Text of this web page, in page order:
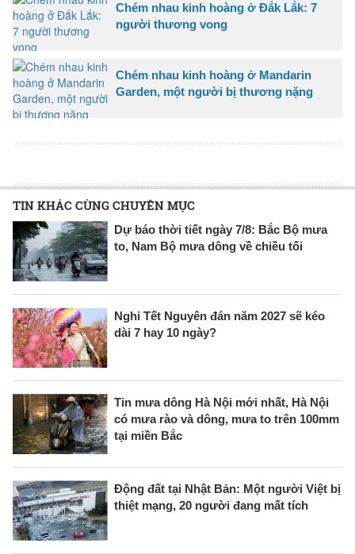
Chém nhau kinh hoàng ở Đắk Lắk: 7
người thương vong
Chém nhau kinh hoàng ở Mandarin
Garden, một người bị thương nặng
TIN KHÁC CÙNG CHUYÊN MỤC
Dự báo thời tiết ngày 7/8: Bắc Bộ mưa
to, Nam Bộ mưa dông về chiều tối
Nghỉ Tết Nguyên đán năm 2027 sẽ kéo
dài 7 hay 10 ngày?
Tin mưa dông Hà Nội mới nhất, Hà Nội
có mưa rào và dông, mưa to trên 100mm
tại miền Bắc
Động đất tại Nhật Bản: Một người Việt bị
thiệt mạng, 20 người đang mất tích